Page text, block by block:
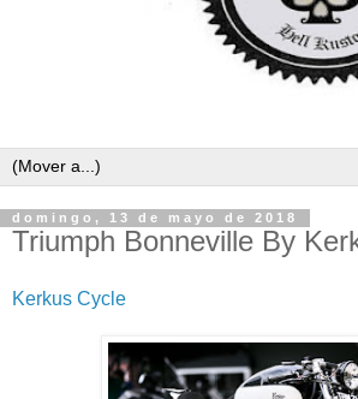
domingo, 13 de mayo de 2018
Triumph Bonneville By
Kerkus Cycle